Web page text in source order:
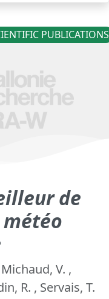
PUBLICATIONS
de
V. ,
R. , Servais, T.